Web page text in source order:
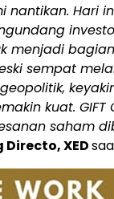
nantikan. Hari
menjadi
sempat
kuat.
saham
XED